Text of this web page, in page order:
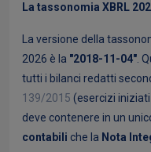
La tassonomia XBRL
La versione della
2026 è la "2018-11-04" .
tutti i bilanci redatti
139/2015 (esercizi iniziati
deve contenere in un
contabili che la Nota